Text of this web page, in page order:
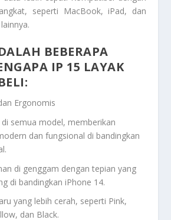
seperti MacBook, iPad, dan
BEBERAPA
IP 15 LAYAK
Ergonomis
semua model, memberikan
dan fungsional di bandingkan
di genggam dengan tepian yang
di bandingkan iPhone 14.
yang lebih cerah, seperti Pink,
dan Black.